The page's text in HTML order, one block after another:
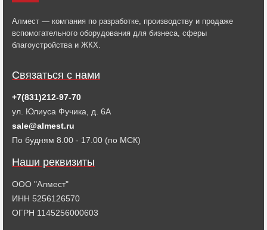
Алмест — компания по разработке, производству и продаже
вспомогательного оборудования для бизнеса, сферы
благоустройства и ЖКХ.
Связаться с нами
+7(831)212-97-70
ул. Юлиуса Фучика, д. 6А
sale@almest.ru
По будням 8.00 - 17.00 (по МСК)
Наши реквизиты
ООО "Алмест"
ИНН 5256126570
ОГРН 1145256000603